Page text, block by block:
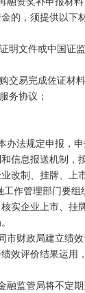
，须提供以下材
文件或中国证监
易完成佐证材料
务协议；
法规定申报，申
信息报送机制，
改制、挂牌、上
管理部门要组
实企业上市、挂
财政局建立绩效
效评价结果运用
监管局将不定期